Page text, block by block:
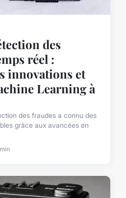
des
réel :
innovations et
Learning à
des fraudes a connu des
grâce aux avancées en